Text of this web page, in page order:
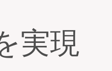
実現